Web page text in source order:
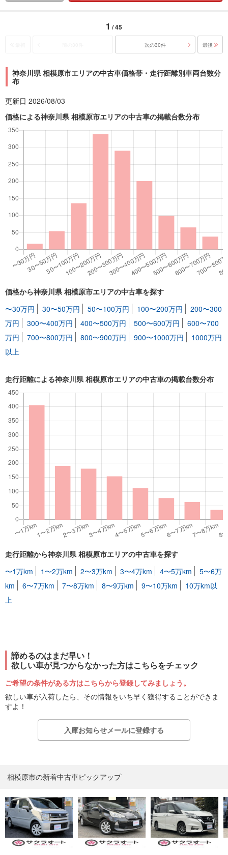
1 / 45
次の30件 最後
神奈川県 相模原市エリアの中古車価格帯・走行距離別車両台数分
布
更新日 2026/08/03
価格による神奈川県 相模原市エリアの中古車の掲載台数分布
価格から神奈川県 相模原市エリアの中古車を探す
〜30万円
30〜50万円 50〜100万円 100〜200万円
200〜300
万円
300〜400万円 400〜500万円 500〜600万円
600〜700
万円
700〜800万円 800〜900万円 900〜1000万円
1000万円
以上
走行距離による神奈川県 相模原市エリアの中古車の掲載台数分布
走行距離から神奈川県 相模原市エリアの中古車を探す
〜1万km
1〜2万km 2〜3万km 3〜4万km 4〜5万km
5〜6万
km
6〜7万km 7〜8万km 8〜9万km 9〜10万km
10万km以
上
諦めるのはまだ早い！
欲しい車が見つからなかった方はこちらをチェック
ご希望の条件がある方はこちらから登録してみましょう。
欲しい車が入荷したら、その情報をいち早く獲得することができま
すよ！
入庫お知らせメールに登録する
相模原市の新着中古車ピックアップ